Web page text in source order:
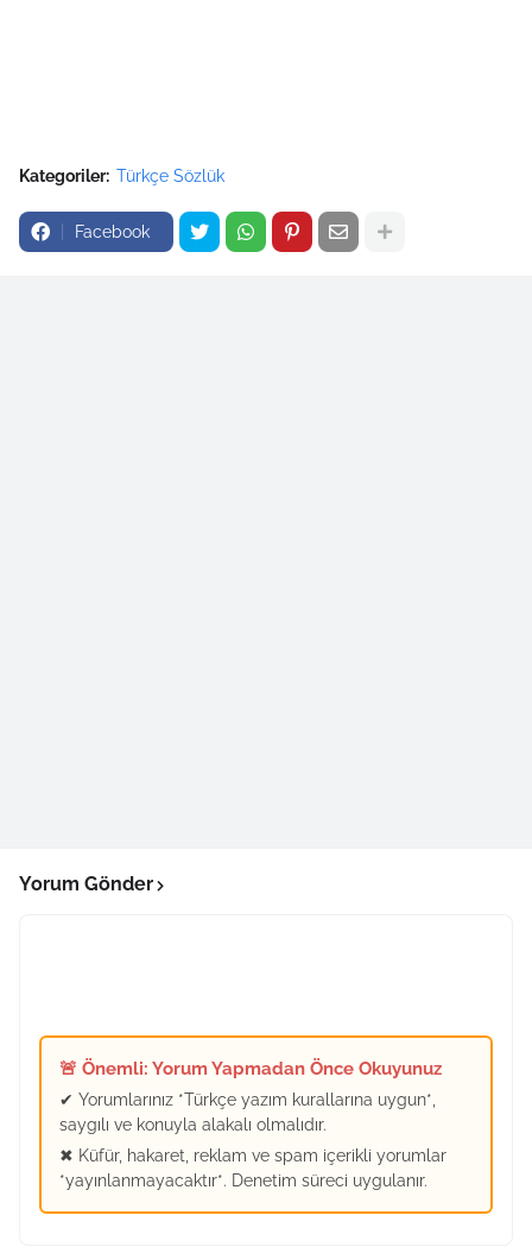
Kategoriler: Türkçe Sözlük
Facebook
Yorum Gönder
🚨 Önemli: Yorum Yapmadan Önce Okuyunuz
✔ Yorumlarınız *Türkçe yazım kurallarına uygun*,
saygılı ve konuyla alakalı olmalıdır.
✖ Küfür, hakaret, reklam ve spam içerikli yorumlar
*yayınlanmayacaktır*. Denetim süreci uygulanır.